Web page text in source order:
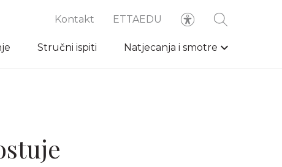
Kontakt ETTAEDU
Stručni ispiti Natjecanja i smotre